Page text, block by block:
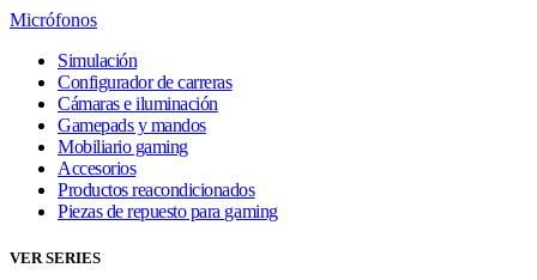
Micrófonos
Simulación
Configurador de carreras
Cámaras e iluminación
Gamepads y mandos
Mobiliario gaming
Accesorios
Productos reacondicionados
Piezas de repuesto para gaming
VER SERIES